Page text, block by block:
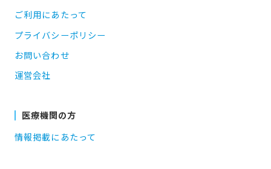
ご利用にあたって
プライバシーポリシー
お問い合わせ
運営会社
医療機関の方
情報掲載にあたって